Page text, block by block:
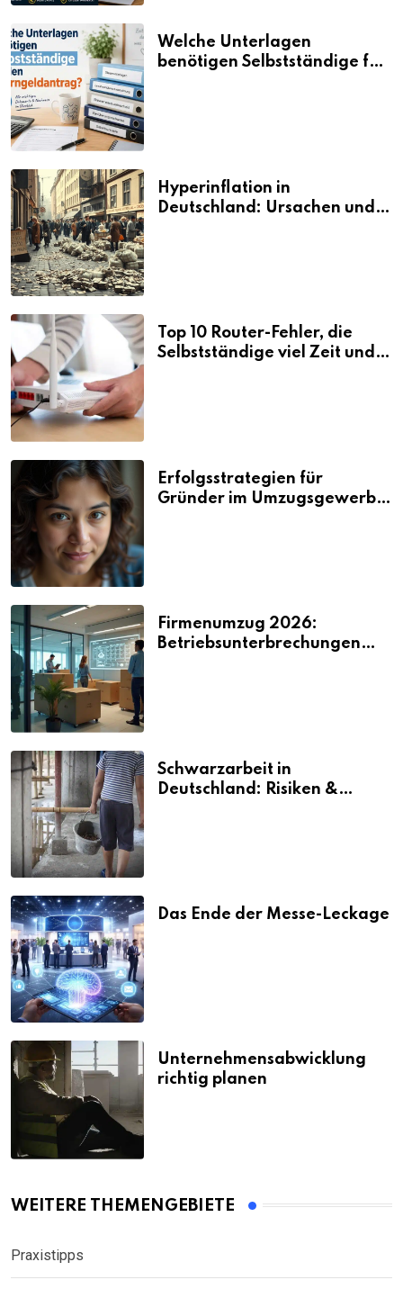
Welche Unterlagen
benötigen Selbstständige für
Hyperinflation in
Deutschland: Ursachen und
Top 10 Router-Fehler, die
Selbstständige viel Zeit und
Erfolgsstrategien für
Gründer im Umzugsgewerbe
Firmenumzug 2026:
Betriebsunterbrechungen
Schwarzarbeit in
Deutschland: Risiken &
Das Ende der Messe-Leckage
Unternehmensabwicklung
richtig planen
WEITERE THEMENGEBIETE
Praxistipps